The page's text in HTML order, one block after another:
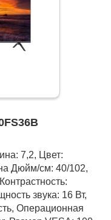
7,2, Цвет:
Дюйм/см: 40/102,
звука: 16 Вт,
Операционная